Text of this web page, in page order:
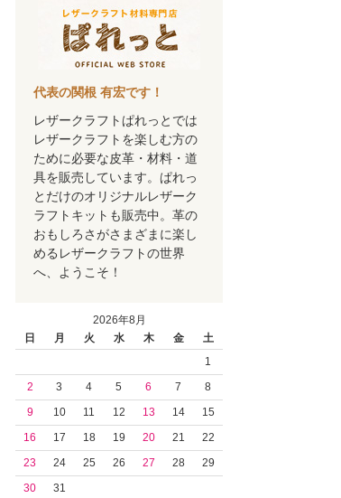
代表の関根 有宏です！
レザークラフトぱれっとでは
レザークラフトを楽しむ方の
ために必要な皮革・材料・道
具を販売しています。ぱれっ
とだけのオリジナルレザーク
ラフトキットも販売中。革の
おもしろさがさまざまに楽し
めるレザークラフトの世界
へ、ようこそ！
2026年8月
日
月 火 水 木 金
土
1
2
3 4 5 6 7
8
9
10 11 12 13 14
15
16
17 18 19 20 21
22
23
24 25 26 27 28
29
30
31